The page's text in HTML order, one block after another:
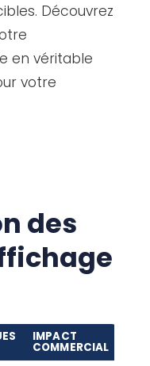
Découvrez
en véritable
votre
des
IMPACT
COMMERCIAL